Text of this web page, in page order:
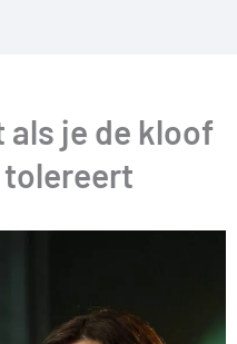
als je de kloof
tolereert